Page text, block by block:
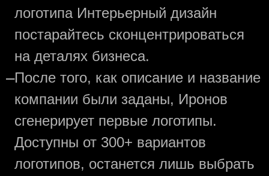
логотипа Интерьерный дизайн
постарайтесь сконцентрироваться
на деталях бизнеса.
—После того, как описание и название
компании были заданы, Иронов
сгенерирует первые логотипы.
Доступны от 300+ вариантов
логотипов, останется лишь выбрать